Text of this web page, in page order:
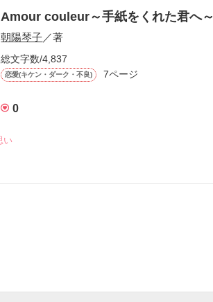
Amour couleur～手紙をくれた君へ～
朝陽琴子／著
総文字数/4,837
恋愛(キケン・ダーク・不良) 7ページ
0
い